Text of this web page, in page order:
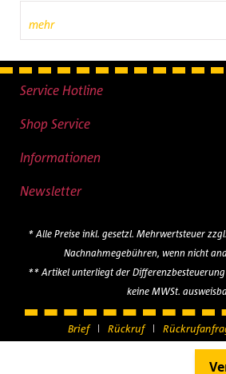
mehr
Service Hotline
Shop Service
Informationen
Newsletter
* Alle Preise inkl. gesetzl. Mehrwertsteuer zzgl.
Nachnahmegebühren, wenn nicht
** Artikel unterliegt der Differenzbesteuerung
keine MWSt.
Brief Rückruf